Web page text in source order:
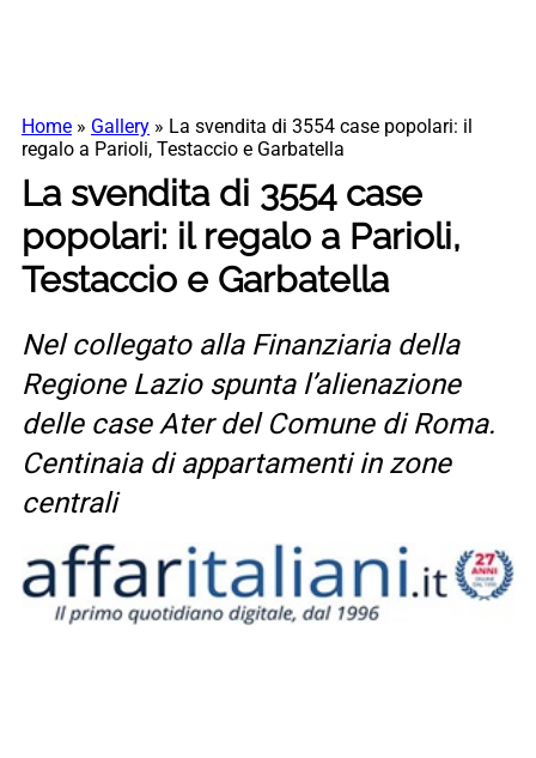
Home » Gallery » La svendita di 3554 case popolari: il
regalo a Parioli, Testaccio e Garbatella
La svendita di 3554 case
popolari: il regalo a Parioli,
Testaccio e Garbatella
Nel collegato alla Finanziaria della
Regione Lazio spunta l’alienazione
delle case Ater del Comune di Roma.
Centinaia di appartamenti in zone
centrali